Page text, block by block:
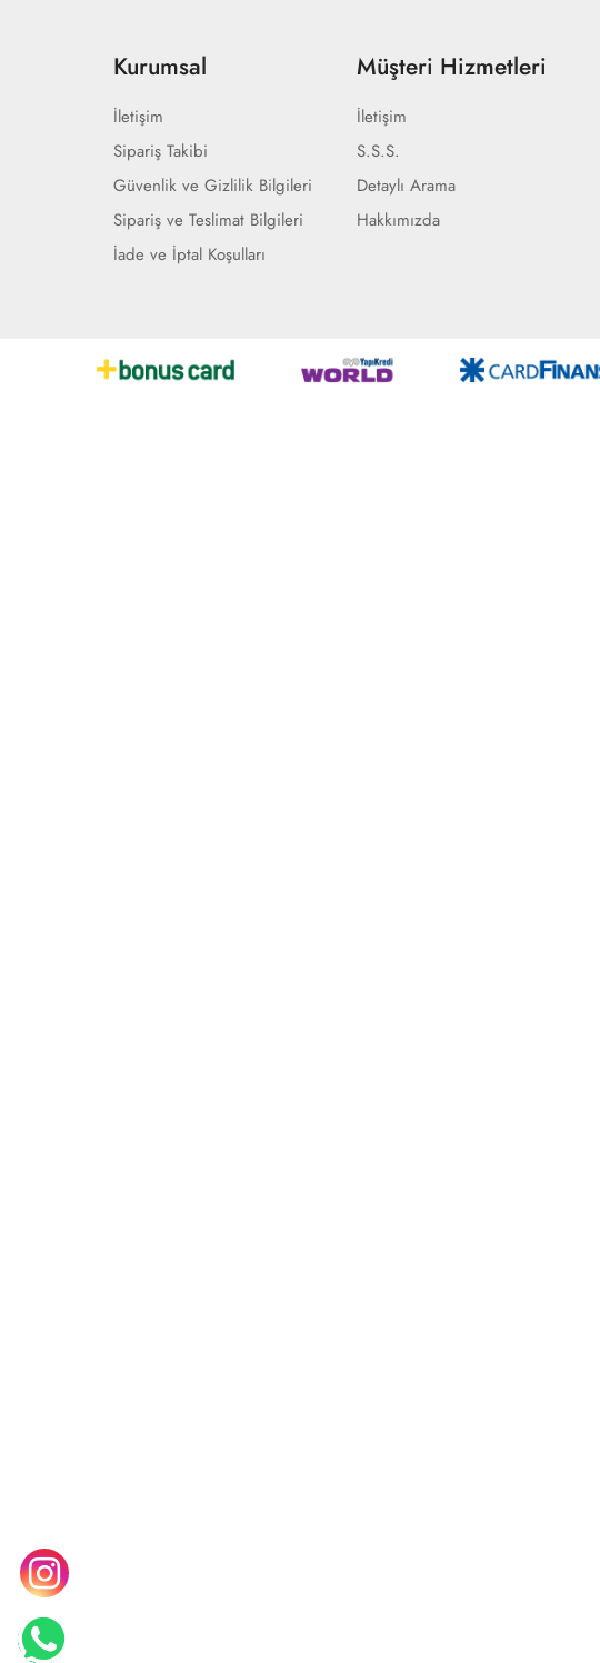
Kurumsal
İletişim
Sipariş Takibi
Güvenlik ve Gizlilik Bilgileri
Sipariş ve Teslimat Bilgileri
İade ve İptal Koşulları
Müşteri Hizmetleri
İletişim
S.S.S.
Detaylı Arama
Hakkımızda